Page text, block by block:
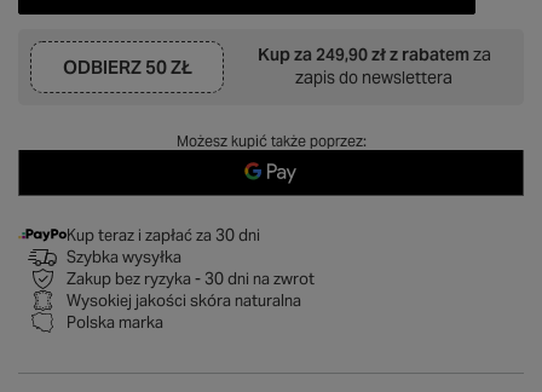
ODBIERZ 50 ZŁ
Kup za 249,90 złz rabatem za
zapis do newslettera
Możesz kupić także poprzez:
Kup teraz i zapłać za 30 dni
Szybka wysyłka
Zakup bez ryzyka - 30 dni na zwrot
Wysokiej jakości skóra naturalna
Polska marka